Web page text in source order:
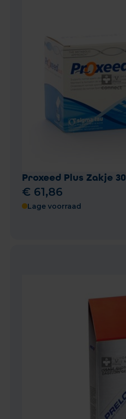
Proxeed Plus Zakje 30
€ 61,86
Lage voorraad